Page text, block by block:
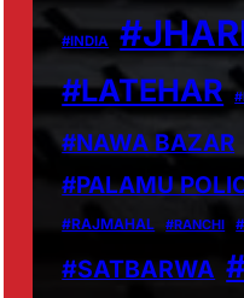
#INDIA
#LATEHAR
#NAWA BAZAR
#PALAMU
#RAJMAHAL
#RANCHI
#SATBARWA